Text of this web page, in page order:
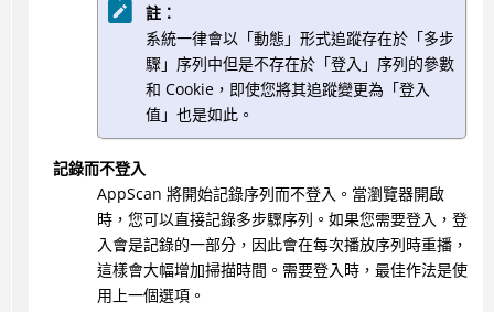
註：
系統一律會以「動態」形式追蹤存在於「多步
驟」序列中但是不存在於「登入」序列的參數
和 Cookie，即使您將其追蹤變更為「登入
值」也是如此。
記錄而不登入
AppScan 將開始記錄序列而不登入。當瀏覽器開啟
時，您可以直接記錄多步驟序列。如果您需要登入，登
入會是記錄的一部分，因此會在每次播放序列時重播，
這樣會大幅增加掃描時間。需要登入時，最佳作法是使
用上一個選項。